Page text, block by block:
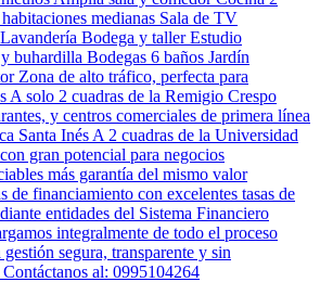
medianas Sala de TV
Bodega y taller Estudio
buhardilla Bodegas 6 baños Jardín
Zona de alto tráfico, perfecta para
A solo 2 cuadras de la Remigio Crespo
y centros comerciales de primera línea
Santa Inés A 2 cuadras de la Universidad
gran potencial para negocios
más garantía del mismo valor
de financiamiento con excelentes tasas de
entidades del Sistema Financiero
integralmente de todo el proceso
segura, transparente y sin
al: 0995104264